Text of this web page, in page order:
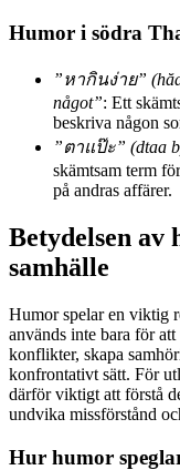
Humor i södra
”หากินง่าย”
något”: Ett
beskriva någon
”ตาแป๊ะ” (dtaa
skämtsam term
på andras affärer.
Betydelsen av
samhälle
Humor spelar en viktig
används inte bara för
konflikter, skapa
konfrontativt sätt. För
därför viktigt att förstå
undvika missförstånd
Hur humor